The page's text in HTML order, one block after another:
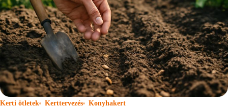
Kerti ötletek Kerttervezés Konyhakert